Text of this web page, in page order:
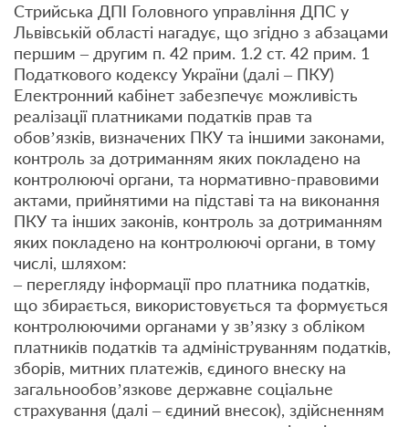
Стрийська ДПІ Головного управління ДПС у
Львівській області нагадує, що згідно з абзацами
першим – другим п. 42 прим. 1.2 ст. 42 прим. 1
Податкового кодексу України (далі – ПКУ)
Електронний кабінет забезпечує можливість
реалізації платниками податків прав та
обов’язків, визначених ПКУ та іншими законами,
контроль за дотриманням яких покладено на
контролюючі органи, та нормативно-правовими
актами, прийнятими на підставі та на виконання
ПКУ та інших законів, контроль за дотриманням
яких покладено на контролюючі органи, в тому
числі, шляхом:
– перегляду інформації про платника податків,
що збирається, використовується та формується
контролюючими органами у зв’язку з обліком
платників податків та адмініструванням податків,
зборів, митних платежів, єдиного внеску на
загальнообов’язкове державне соціальне
страхування (далі – єдиний внесок), здійсненням